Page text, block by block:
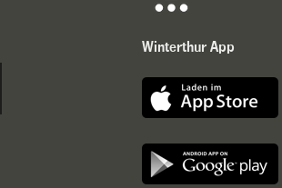
Winterthur App